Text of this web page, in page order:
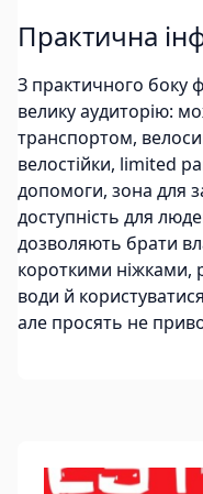
Практична
З практичного боку
велику аудиторію:
транспортом,
велостійки, limited
допомоги, зона для
доступність для
дозволяють брати
короткими ніжками,
води й
але просять не